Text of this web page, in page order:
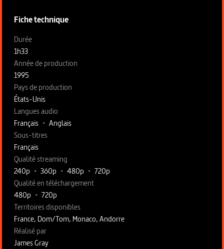
Fiche technique
Fiche technique section gauche
Durée
1h33
Année de production
1995
Pays de production
États-Unis
Langues audio
Français • Anglais
Sous-titres
Français
Qualité streaming
240p • 360p • 480p • 720p
Qualité en téléchargement
480p • 720p
Territoires disponibles
France, Dom/Tom, Monaco, Andorre
Fiche technique section droite
Réalisé par
James Gray